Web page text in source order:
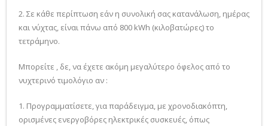
2. Σε κάθε περίπτωση εάν η συνολική σας κατανάλωση, ημέρας
και νύχτας, είναι πάνω από 800 kWh (κιλοβατώρες) το
τετράμηνο.
Μπορείτε , δε, να έχετε ακόμη μεγαλύτερο όφελος από το
νυχτερινό τιμολόγιο αν :
1. Προγραμματίσετε, για παράδειγμα, με χρονοδιακόπτη,
ορισμένες ενεργοβόρες ηλεκτρικές συσκευές, όπως